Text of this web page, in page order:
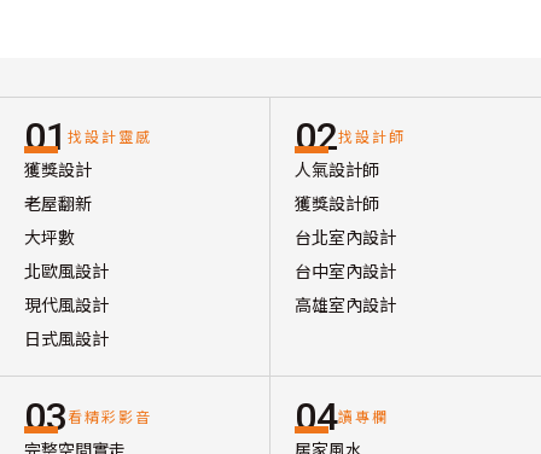
01 找設計靈感
獲獎設計
老屋翻新
大坪數
北歐風設計
現代風設計
日式風設計
02找設計師
人氣設計師
獲獎設計師
台北室內設計
台中室內設計
高雄室內設計
03看精彩影音
完整空間實走
04讀專欄
居家風水